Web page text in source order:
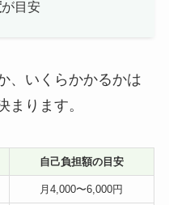
が目安
、いくらかかるかは
まります。
自己負担額の目安
月4,000〜6,000円